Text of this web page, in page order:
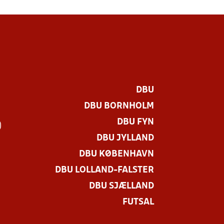
DBU
DBU BORNHOLM
DBU FYN
DBU JYLLAND
DBU KØBENHAVN
DBU LOLLAND-FALSTER
DBU SJÆLLAND
FUTSAL